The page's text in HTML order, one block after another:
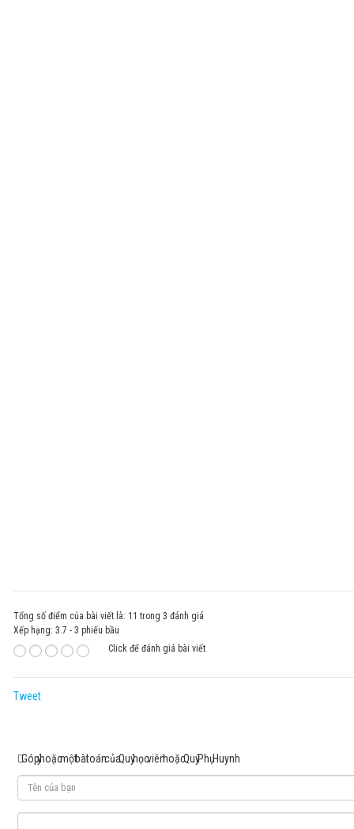
Tổng số điểm của bài viết là: 11 trong 3 đánh giá
Xếp hạng: 3.7 - 3 phiếu bầu
Click để đánh giá bài viết
Tweet
Góp ý hoặc một bài toán của Quý học viên hoặc Quý Phụ Huynh